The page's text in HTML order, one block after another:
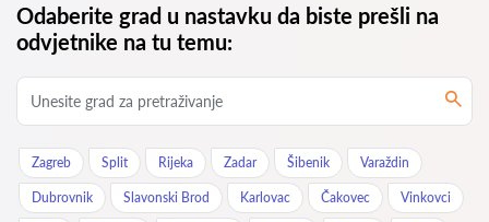
Odaberite grad u nastavku da biste prešli na
odvjetnike na tu temu:
Zagreb Split Rijeka Zadar Šibenik Varaždin
Dubrovnik Slavonski Brod Karlovac Čakovec Vinkovci